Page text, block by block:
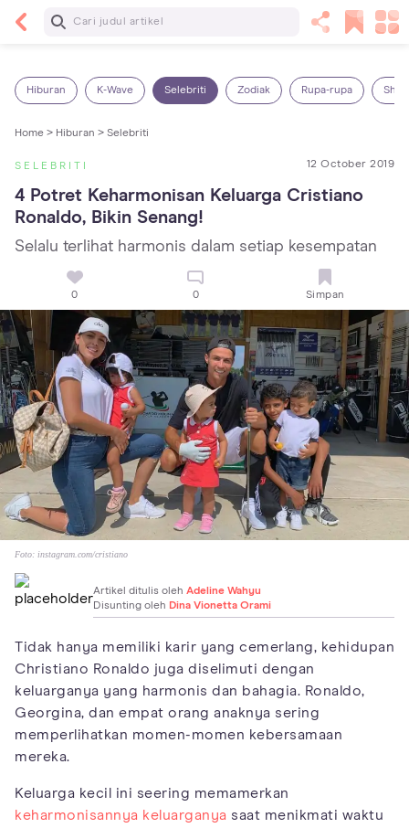
Baca Selanjutnya
Hiburan K-Wave Selebriti Zodiak Rupa-rupa
Home > Hiburan > Selebriti
SELEBRITI 12 October 2019
4 Potret Keharmonisan Keluarga Cristiano
Ronaldo, Bikin Senang!
Selalu terlihat harmonis dalam setiap kesempatan
0 0 Simpan
Foto: instagram.com/cristiano
Artikel ditulis oleh Adeline Wahyu
Disunting oleh Dina Vionetta Orami
Tidak hanya memiliki karir yang cemerlang, kehidupan
Christiano Ronaldo juga diselimuti dengan
keluarganya yang harmonis dan bahagia. Ronaldo,
Georgina, dan empat orang anaknya sering
memperlihatkan momen-momen kebersamaan
mereka.
Keluarga kecil ini seering memamerkan
keharmonisannya keluarganya saat menikmati waktu